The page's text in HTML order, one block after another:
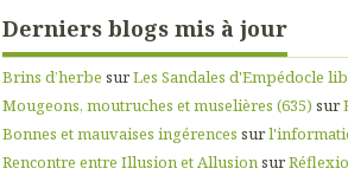
Derniers blogs mis à jour
Brins d’herbe surLes Sandales d'Empédocle
Mougeons, moutruches et muselières (635) sur
Bonnes et mauvaises ingérences sur
Rencontre entre Illusion et Allusionsur